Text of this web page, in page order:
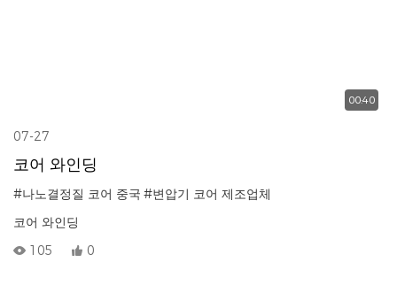
00:40
07-27
코어 와인딩
#나노결정질 코어 중국 #변압기 코어 제조업체
코어 와인딩
105
0